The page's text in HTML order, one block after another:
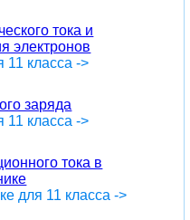
тока и
электронов
11 класса ->
заряда
11 класса ->
тока в
для 11 класса ->